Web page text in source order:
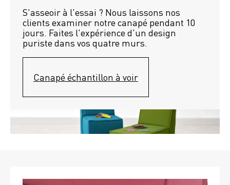
S'asseoir à l'essai ? Nous laissons nos
clients examiner notre canapé pendant 10
jours. Faites l'expérience d'un design
puriste dans vos quatre murs.
Canapé échantillon à voir